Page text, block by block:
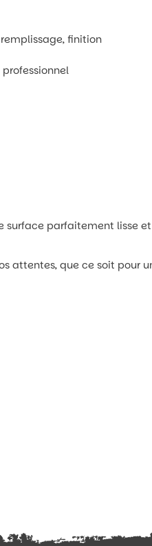
finition
surface parfaitement lisse et
attentes, que ce soit pour